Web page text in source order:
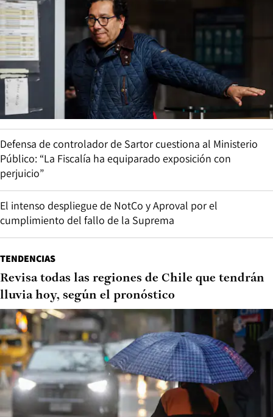
Defensa de controlador de Sartor cuestiona al Ministerio
Público: “La Fiscalía ha equiparado exposición con
perjuicio”
El intenso despliegue de NotCo y Aproval por el
cumplimiento del fallo de la Suprema
TENDENCIAS
Revisa todas las regiones de Chile que tendrán
lluvia hoy, según el pronóstico